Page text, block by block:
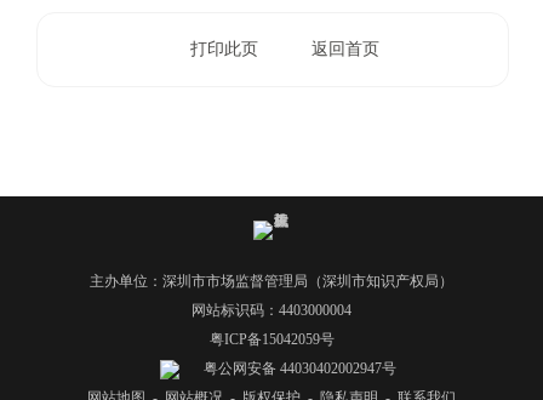
打印此页 返回首页
主办单位：深圳市市场监督管理局（深圳市知识产权局）
网站标识码：4403000004
粤ICP备15042059号
粤公网安备 44030402002947号